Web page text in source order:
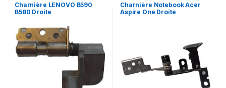
Charnière LENOVO B590
B580 Droite
Charnière Notebook Acer
Aspire One Droite